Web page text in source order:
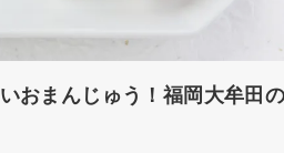
おまんじゅう！福岡大牟田